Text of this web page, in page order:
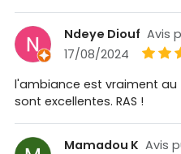
Ndeye Diouf Avis
17/08/2024
l'ambiance est vraiment
sont excellentes. RAS !
Mamadou K Avis